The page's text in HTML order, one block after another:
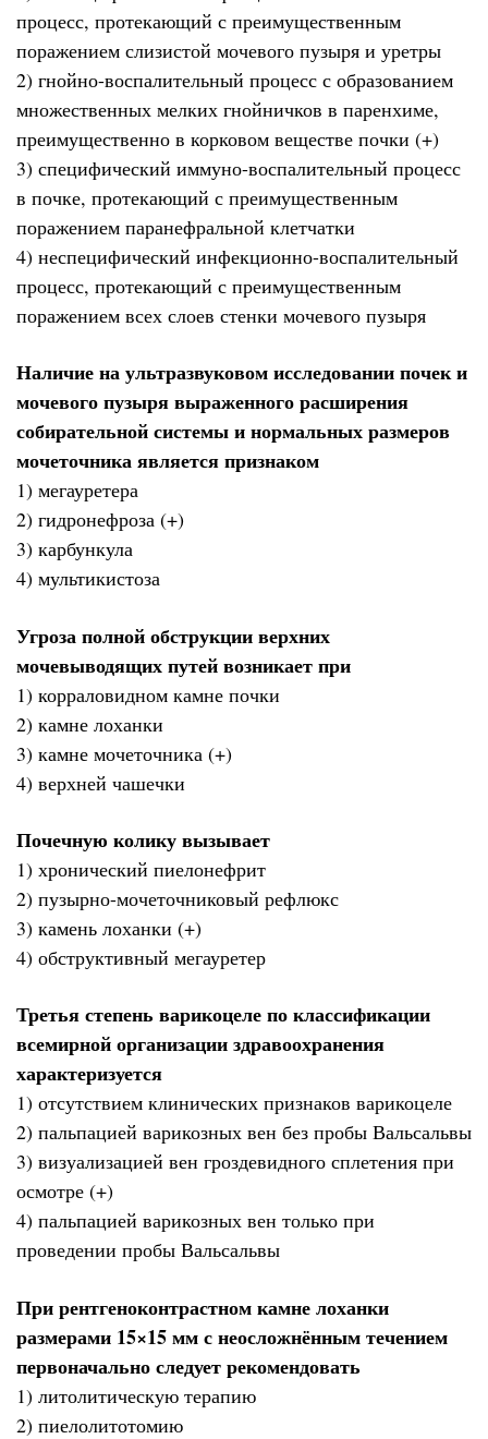
процесс, протекающий с преимущественным
поражением слизистой мочевого пузыря и уретры
2) гнойно-воспалительный процесс с образованием
множественных мелких гнойничков в паренхиме,
преимущественно в корковом веществе почки (+)
3) специфический иммуно-воспалительный процесс
в почке, протекающий с преимущественным
поражением паранефральной клетчатки
4) неспецифический инфекционно-воспалительный
процесс, протекающий с преимущественным
поражением всех слоев стенки мочевого пузыря
Наличие на ультразвуковом исследовании почек и
мочевого пузыря выраженного расширения
собирательной системы и нормальных размеров
мочеточника является признаком
1) мегауретера
2) гидронефроза (+)
3) карбункула
4) мультикистоза
Угроза полной обструкции верхних
мочевыводящих путей возникает при
1) корраловидном камне почки
2) камне лоханки
3) камне мочеточника (+)
4) верхней чашечки
Почечную колику вызывает
1) хронический пиелонефрит
2) пузырно-мочеточниковый рефлюкс
3) камень лоханки (+)
4) обструктивный мегауретер
Третья степень варикоцеле по классификации
всемирной организации здравоохранения
характеризуется
1) отсутствием клинических признаков варикоцеле
2) пальпацией варикозных вен без пробы Вальсальвы
3) визуализацией вен гроздевидного сплетения при
осмотре (+)
4) пальпацией варикозных вен только при
проведении пробы Вальсальвы
При рентгеноконтрастном камне лоханки
размерами 15×15 мм с неосложнённым течением
первоначально следует рекомендовать
1) литолитическую терапию
2) пиелолитотомию